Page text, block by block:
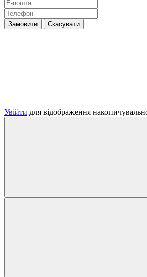
Замовити Скасувати
Увійти для відображення